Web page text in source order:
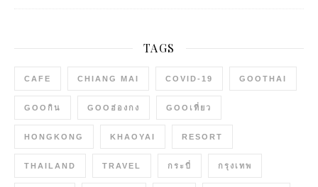
TAGS
CAFE CHIANG MAI COVID-19 GOOTHAI
GOOกิน GOOฮ่องกง GOOเที่ยว
HONGKONG KHAOYAI RESORT
THAILAND TRAVEL กระบี่ กรุงเทพ